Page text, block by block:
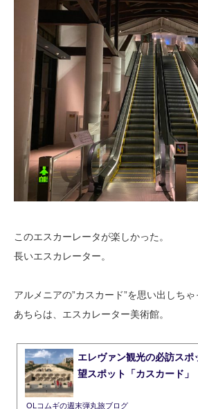
このエスカーレータが楽しかった。
長いエスカレーター。
アルメニアの”カスカード”を思い出しちゃ
あちらは、エスカレーター美術館。
エレヴァン観光の必訪スポ
望スポット「カスカード」
OLコムギの週末弾丸旅ブログ